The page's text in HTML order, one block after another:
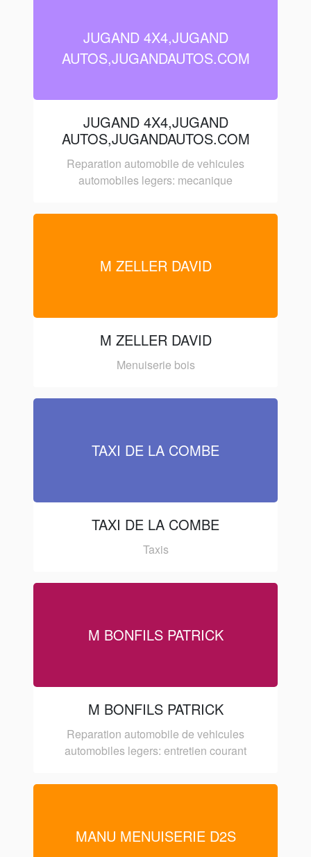
JUGAND 4X4,JUGAND
AUTOS,JUGANDAUTOS.COM
JUGAND 4X4,JUGAND
AUTOS,JUGANDAUTOS.COM
Reparation automobile de vehicules
automobiles legers: mecanique
M ZELLER DAVID
M ZELLER DAVID
Menuiserie bois
TAXI DE LA COMBE
TAXI DE LA COMBE
Taxis
M BONFILS PATRICK
M BONFILS PATRICK
Reparation automobile de vehicules
automobiles legers: entretien courant
MANU MENUISERIE D2S